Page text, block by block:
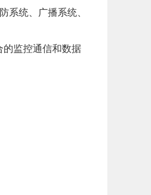
系统、广播系统、
的监控通信和数据